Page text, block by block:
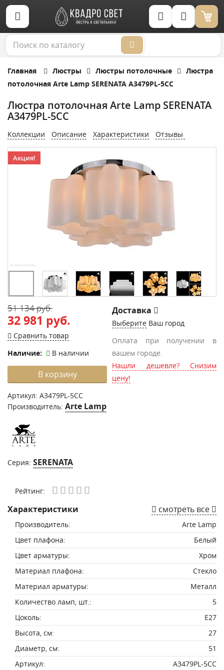
Корзина (0)
Главная Люстры Люстры потолочные
Люстра
потолочная Arte Lamp SERENATA A3479PL-5CC
Люстра потолочная Arte Lamp SERENATA
A3479PL-5CC
Коллекции Описание Характеристики Отзывы
Акция!
51 134 руб.
32 981 руб.
Сравнить товар
Наличие:
В наличии
В корзину
Артикул: A3479PL-5CC
Производитель: Arte Lamp
Серия: SERENATA
Доставка
Выберите Ваш город
Оплата при получении в
вашем городе.
Нашли дешевле? Снизим
цену!
Рейтинг:
Характеристики смотреть все
Производитель:
Arte Lamp
Цвет плафона:
Белый
Цвет арматуры:
Хром
Материал плафона:
Стекло
Материал арматуры:
Металл
Количество ламп, шт.:
5
Цоколь:
E27
Высота, см:
27
Диаметр, см:
51
Артикул:
A3479PL-5CC